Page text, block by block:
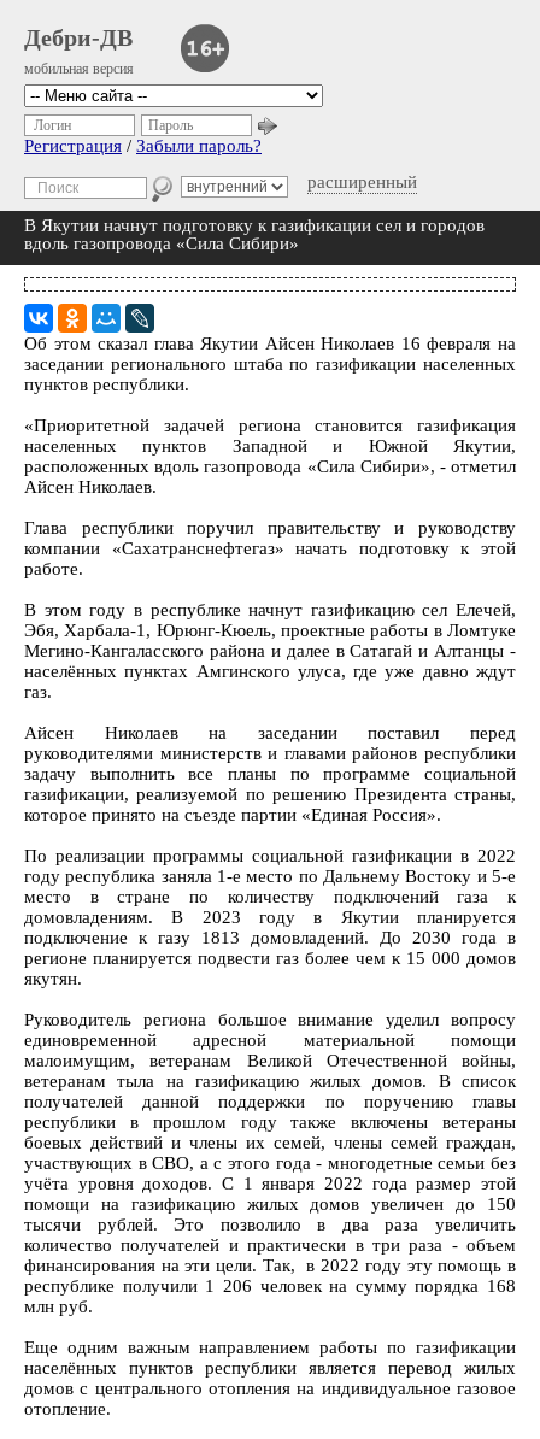
Дебри-ДВ
мобильная версия
расширенный
Логин Пароль
Регистрация / Забыли пароль?
В Якутии начнут подготовку к газификации сел и городов
вдоль газопровода «Сила Сибири»
Об этом сказал глава Якутии Айсен Николаев 16 февраля на
заседании регионального штаба по газификации населенных
пунктов республики.
«Приоритетной задачей региона становится газификация
населенных пунктов Западной и Южной Якутии,
расположенных вдоль газопровода «Сила Сибири», - отметил
Айсен Николаев.
Глава республики поручил правительству и руководству
компании «Сахатранснефтегаз» начать подготовку к этой
работе.
В этом году в республике начнут газификацию сел Елечей,
Эбя, Харбала-1, Юрюнг-Кюель, проектные работы в Ломтуке
Мегино-Кангаласского района и далее в Сатагай и Алтанцы -
населённых пунктах Амгинского улуса, где уже давно ждут
газ.
Айсен Николаев на заседании поставил перед
руководителями министерств и главами районов республики
задачу выполнить все планы по программе социальной
газификации, реализуемой по решению Президента страны,
которое принято на съезде партии «Единая Россия».
По реализации программы социальной газификации в 2022
году республика заняла 1-е место по Дальнему Востоку и 5-е
место в стране по количеству подключений газа к
домовладениям. В 2023 году в Якутии планируется
подключение к газу 1813 домовладений. До 2030 года в
регионе планируется подвести газ более чем к 15 000 домов
якутян.
Руководитель региона большое внимание уделил вопросу
единовременной адресной материальной помощи
малоимущим, ветеранам Великой Отечественной войны,
ветеранам тыла на газификацию жилых домов. В список
получателей данной поддержки по поручению главы
республики в прошлом году также включены ветераны
боевых действий и члены их семей, члены семей граждан,
участвующих в СВО, а с этого года - многодетные семьи без
учёта уровня доходов. С 1 января 2022 года размер этой
помощи на газификацию жилых домов увеличен до 150
тысячи рублей. Это позволило в два раза увеличить
количество получателей и практически в три раза - объем
финансирования на эти цели. Так, в 2022 году эту помощь в
республике получили 1 206 человек на сумму порядка 168
млн руб.
Еще одним важным направлением работы по газификации
населённых пунктов республики является перевод жилых
домов с центрального отопления на индивидуальное газовое
отопление.